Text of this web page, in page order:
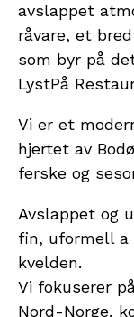
avslappet
råvare, et
som byr på
LystPå
Vi er et
hjertet av
ferske og
Avslappet og
fin, uformell a
kvelden.
Vi fokuserer
Nord-Norge,